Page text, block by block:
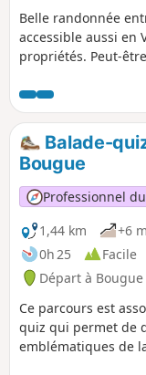
Belle randonnée
accessible aussi en
propriétés. Peut-
Balade-
Bougue
Professionnel
1,44 km
+6 m
0h 25
Facile
Départ à Bougue
Ce parcours est
quiz qui permet de
emblématiques de